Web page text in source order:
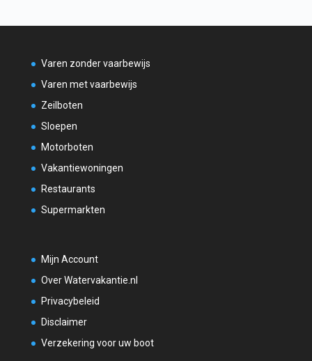
Varen zonder vaarbewijs
Varen met vaarbewijs
Zeilboten
Sloepen
Motorboten
Vakantiewoningen
Restaurants
Supermarkten
Mijn Account
Over Watervakantie.nl
Privacybeleid
Disclaimer
Verzekering voor uw boot